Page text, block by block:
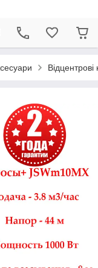
Відцентрові